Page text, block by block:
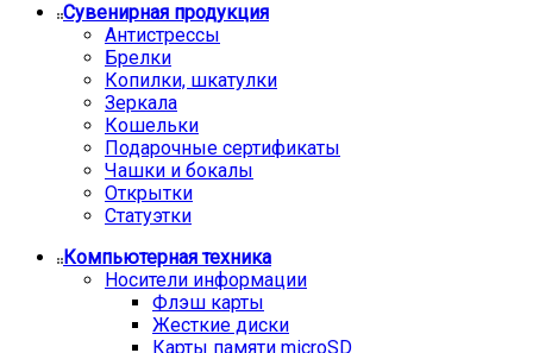
Сувенирная продукция
Антистрессы
Брелки
Копилки, шкатулки
Зеркала
Кошельки
Подарочные сертификаты
Чашки и бокалы
Открытки
Статуэтки
Компьютерная техника
Носители информации
Флэш карты
Жесткие диски
Карты памяти microSD